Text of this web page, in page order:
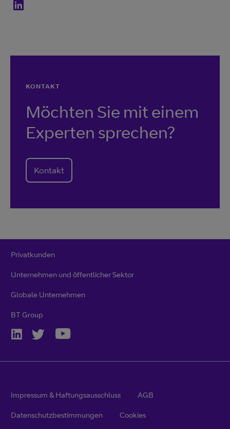
KONTAKT
Möchten Sie mit einem
Experten sprechen?
Kontakt
Privatkunden
Unternehmen und öffentlicher Sektor
Globale Unternehmen
BT Group
Impressum & Haftungsausschluss AGB
Datenschutzbestimmungen Cookies